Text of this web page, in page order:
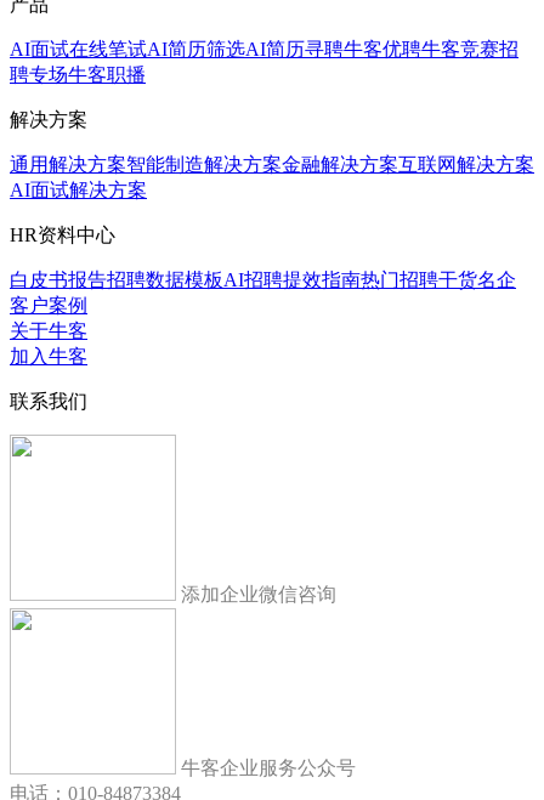
产品
AI面试在线笔试AI简历筛选AI简历寻聘牛客优聘牛客竞赛招
聘专场牛客职播
解决方案
通用解决方案智能制造解决方案金融解决方案互联网解决方案
AI面试解决方案
HR资料中心
白皮书报告招聘数据模板AI招聘提效指南热门招聘干货名企
客户案例
关于牛客
加入牛客
联系我们
添加企业微信咨询
牛客企业服务公众号
电话：010-84873384